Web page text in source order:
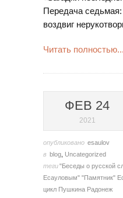
Передача
воздвиг
Читать полностью...
ФЕВ 24
2021
опубликовано esaulov
в blog Uncategorized
теги"Беседы о русской
Есауловым" "Памятник"
цикл Пушкина Радонеж